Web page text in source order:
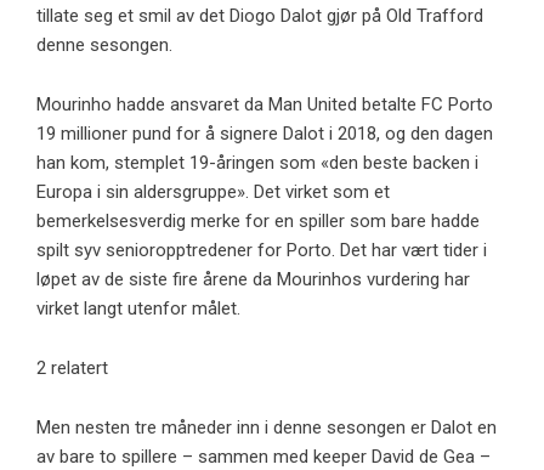
tillate seg et smil av det Diogo Dalot gjør på Old Trafford
denne sesongen.
Mourinho hadde ansvaret da Man United betalte FC Porto
19 millioner pund for å signere Dalot i 2018, og den dagen
han kom, stemplet 19-åringen som «den beste backen i
Europa i sin aldersgruppe». Det virket som et
bemerkelsesverdig merke for en spiller som bare hadde
spilt syv senioropptredener for Porto. Det har vært tider i
løpet av de siste fire årene da Mourinhos vurdering har
virket langt utenfor målet.
2 relatert
Men nesten tre måneder inn i denne sesongen er Dalot en
av bare to spillere – sammen med keeper David de Gea –